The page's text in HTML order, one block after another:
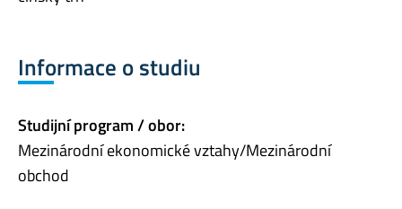
Informace o studiu
Studijní program / obor:
Mezinárodní ekonomické vztahy/Mezinárodní
obchod